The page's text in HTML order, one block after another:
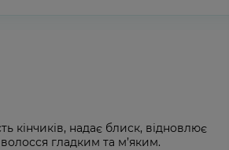
кінчиків, надає блиск, відновлює
гладким та м’яким.